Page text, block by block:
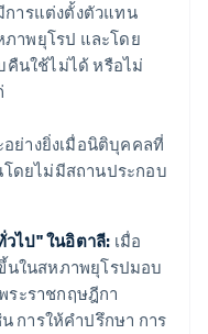
การแต่งตั้งตัวแทน
าพยุโรป และโดย
คืนใช้ไม่ได้ หรือไม่
อย่างยิ่งเมื่อนิติบุคคลที่
ดยไม่มีสถานประกอบ
วไป" ในอิตาลี: เมื่อ
นในสหภาพยุโรปมอบ
ระราชกฤษฎีกา
การให้คำปรึกษา การ